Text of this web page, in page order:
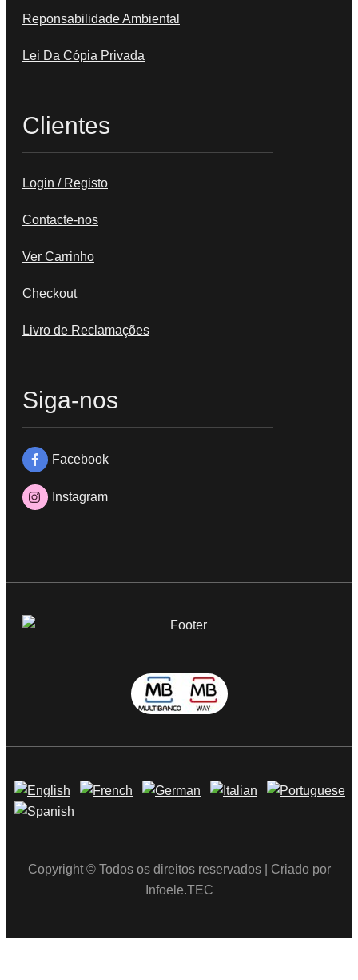
Reponsabilidade Ambiental
Lei Da Cópia Privada
Clientes
Login / Registo
Contacte-nos
Ver Carrinho
Checkout
Livro de Reclamações
Siga-nos
Facebook
Instagram
Copyright © Todos os direitos reservados | Criado por
Infoele.TEC